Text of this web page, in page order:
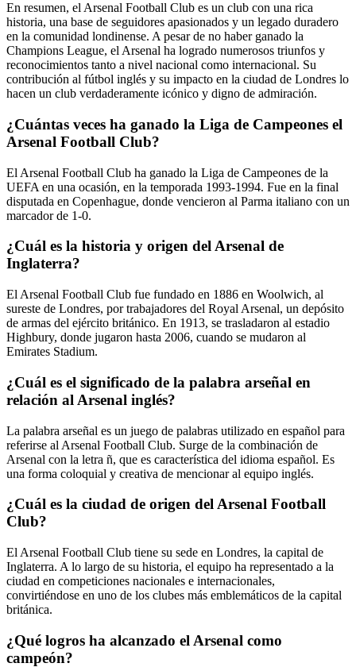
En resumen, el Arsenal Football Club es un club con una rica
historia, una base de seguidores apasionados y un legado duradero
en la comunidad londinense. A pesar de no haber ganado la
Champions League, el Arsenal ha logrado numerosos triunfos y
reconocimientos tanto a nivel nacional como internacional. Su
contribución al fútbol inglés y su impacto en la ciudad de Londres lo
hacen un club verdaderamente icónico y digno de admiración.
¿Cuántas veces ha ganado la Liga de Campeones el
Arsenal Football Club?
El Arsenal Football Club ha ganado la Liga de Campeones de la
UEFA en una ocasión, en la temporada 1993-1994. Fue en la final
disputada en Copenhague, donde vencieron al Parma italiano con un
marcador de 1-0.
¿Cuál es la historia y origen del Arsenal de
Inglaterra?
El Arsenal Football Club fue fundado en 1886 en Woolwich, al
sureste de Londres, por trabajadores del Royal Arsenal, un depósito
de armas del ejército británico. En 1913, se trasladaron al estadio
Highbury, donde jugaron hasta 2006, cuando se mudaron al
Emirates Stadium.
¿Cuál es el significado de la palabra arseñal en
relación al Arsenal inglés?
La palabra arseñal es un juego de palabras utilizado en español para
referirse al Arsenal Football Club. Surge de la combinación de
Arsenal con la letra ñ, que es característica del idioma español. Es
una forma coloquial y creativa de mencionar al equipo inglés.
¿Cuál es la ciudad de origen del Arsenal Football
Club?
El Arsenal Football Club tiene su sede en Londres, la capital de
Inglaterra. A lo largo de su historia, el equipo ha representado a la
ciudad en competiciones nacionales e internacionales,
convirtiéndose en uno de los clubes más emblemáticos de la capital
británica.
¿Qué logros ha alcanzado el Arsenal como
campeón?